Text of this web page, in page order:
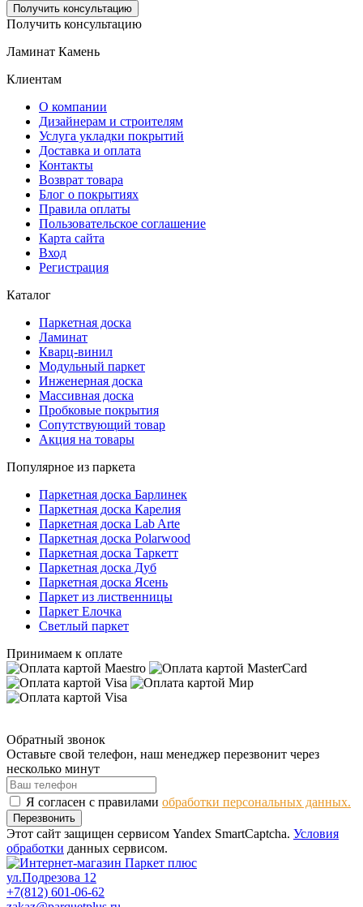
Получить консультацию
Получить консультацию
Ламинат Камень
Клиентам
О компании
Дизайнерам и строителям
Услуга укладки покрытий
Доставка и оплата
Контакты
Возврат товара
Блог о покрытиях
Правила оплаты
Пользовательское соглашение
Карта сайта
Вход
Регистрация
Каталог
Паркетная доска
Ламинат
Кварц-винил
Модульный паркет
Инженерная доска
Массивная доска
Пробковые покрытия
Сопутствующий товар
Акция на товары
Популярное из паркета
Паркетная доска Барлинек
Паркетная доска Карелия
Паркетная доска Lab Arte
Паркетная доска Polarwood
Паркетная доска Таркетт
Паркетная доска Дуб
Паркетная доска Ясень
Паркет из лиственницы
Паркет Елочка
Светлый паркет
Принимаем к оплате
Обратный звонок
Оставьте свой телефон, наш менеджер перезвонит через
несколько минут
Я согласен с правилами обработки персональных данных.
Перезвонить
Этот сайт защищен сервисом Yandex SmartCaptcha. Условия
обработки данных сервисом.
ул.Подрезова 12
+7(812) 601-06-62